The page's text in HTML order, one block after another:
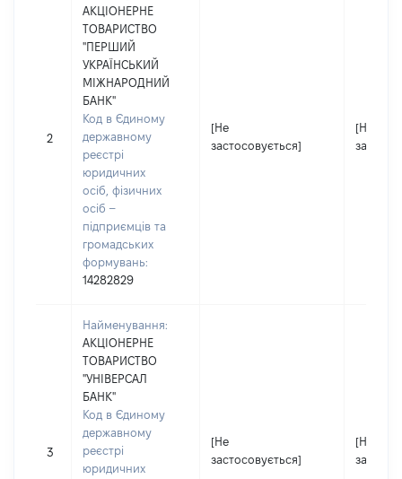
2
АКЦІОНЕРНЕ
ТОВАРИСТВО
"ПЕРШИЙ
УКРАЇНСЬКИЙ
МІЖНАРОДНИЙ
БАНК"
Код в Єдиному
державному
реєстрі
юридичних
осіб, фізичних
осіб –
підприємців та
громадських
формувань:
14282829
[Не
застосовується]
[Не
3
Найменування:
АКЦІОНЕРНЕ
ТОВАРИСТВО
"УНІВЕРСАЛ
БАНК"
Код в Єдиному
державному
реєстрі
юридичних
[Не
застосовується]
[Не